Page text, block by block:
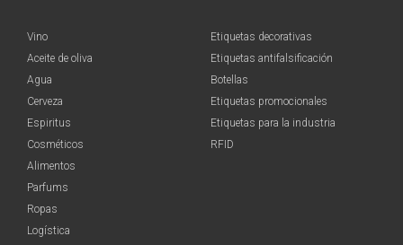
Vino
Aceite de oliva
Agua
Cerveza
Espiritus
Cosméticos
Alimentos
Parfums
Ropas
Logística
Etiquetas decorativas
Etiquetas antifalsificación
Botellas
Etiquetas promocionales
Etiquetas para la industria
RFID